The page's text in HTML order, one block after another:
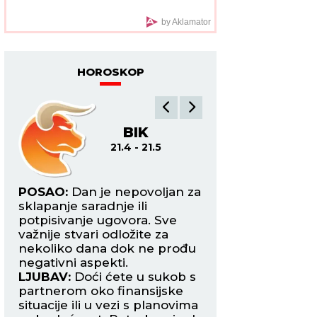
bacio u vodu: Nikada
ga više nisu videli, a
by Aklamator
HOROSKOP
BIK
21.4 - 21.5
POSAO: Dan je nepovoljan za
sklapanje saradnje ili
potpisivanje ugovora. Sve
važnije stvari odložite za
nekoliko dana dok ne prođu
negativni aspekti.
LJUBAV: Doći ćete u sukob s
partnerom oko finansijske
situacije ili u vezi s planovima